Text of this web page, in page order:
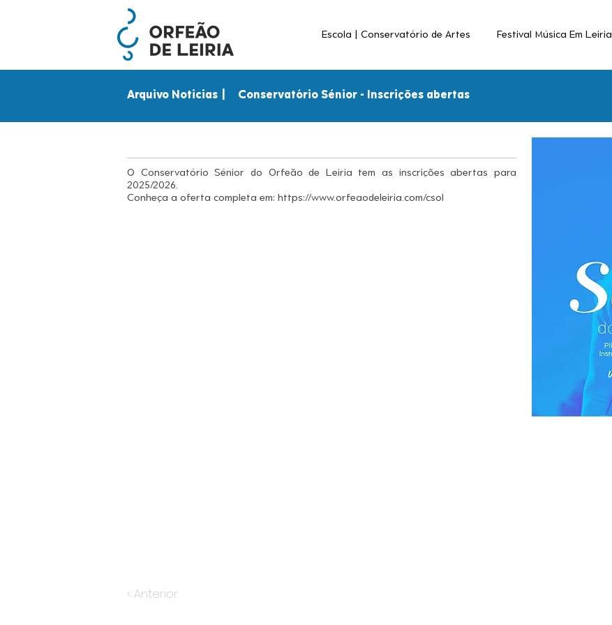
Escola | Conservatório de Artes Festival Música Em Leiria
Arquivo Noticias | Conservatório Sénior - Inscrições abertas
O Conservatório Sénior do Orfeão de Leiria tem as inscrições abertas para
2025/2026.
Conheça a oferta completa em: https://www.orfeaodeleiria.com/csol
< Anterior